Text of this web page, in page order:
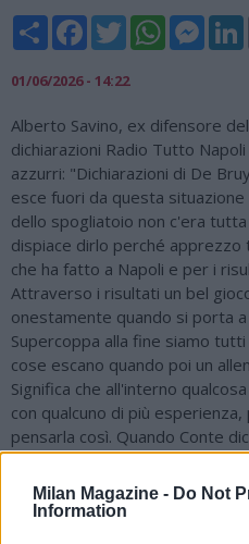
Milan Magazine - Do Not
Information
Share FacebookTwitterWhatsApp
01/06/2026 - 14:22
Alberto Savino, ex difensore
dichiarazioni Radio Tutto
azzurri: "Dichiarazioni di De
esce fuori da questa
dello spogliatoio non c'era
dispiace dirlo perché
che ha fatto a Napoli e per i
Attraverso i risultati un bel
onestamente quando si porta
Supercoppa alla fine siamo
cose escano quando poi un
Significa che all'interno
con qualcuno di più
pensarla così. Quando Conte
subito adattati al suo gioco,
a De Bruyne. (...) Quello che
era il sacrificio costante e lì si